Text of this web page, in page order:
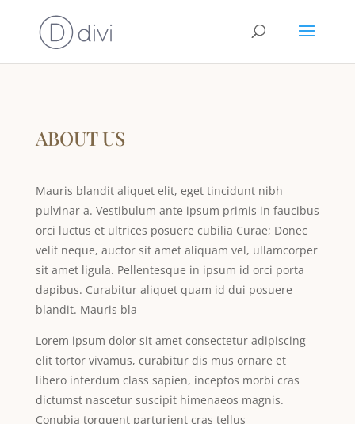
ABOUT US
Mauris blandit aliquet elit, eget tincidunt nibh
pulvinar a. Vestibulum ante ipsum primis in faucibus
orci luctus et ultrices posuere cubilia Curae; Donec
velit neque, auctor sit amet aliquam vel, ullamcorper
sit amet ligula. Pellentesque in ipsum id orci porta
dapibus. Curabitur aliquet quam id dui posuere
blandit. Mauris bla
Lorem ipsum dolor sit amet consectetur adipiscing
elit tortor vivamus, curabitur dis mus ornare et
libero interdum class sapien, inceptos morbi cras
dictumst nascetur suscipit himenaeos magnis.
Conubia torquent parturient cras tellus